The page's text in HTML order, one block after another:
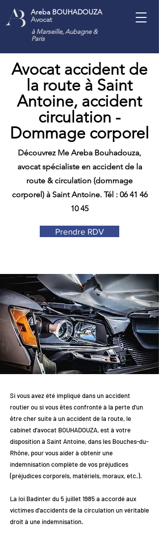
Areba BOUHADOUZA
Avocat
à Marseille, Aubagne &
Paris
Avocat accident de
la route à Saint
Antoine, accident
circulation -
Dommage corporel
Découvrez Me Areba Bouhadouza,
avocat spécialiste en accident de la
route & circulation (dommage
corporel) à Saint Antoine. Tél : 06 41 46
10 45
Prendre RDV
Si vous avez été impliqué dans un accident
routier ou si vous êtes confronté à la perte d'un
être cher suite à un accident de la route, le
cabinet d’avocat BOUHADOUZA, est à votre
disposition à Saint Antoine, dans les Bouches-du-
Rhône, pour vous aider à obtenir une
indemnisation complète de vos préjudices
(préjudices corporels, matériels, moraux, etc.).
La loi Badinter du 5 juillet 1985 a accordé aux
victimes d'accidents de la circulation un véritable
droit à une indemnisation.